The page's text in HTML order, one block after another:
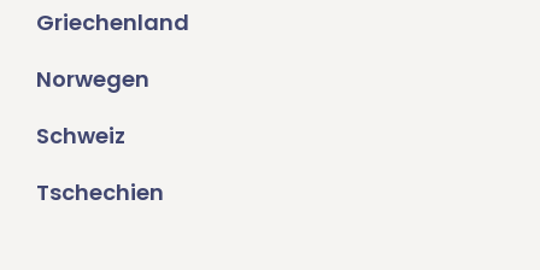
Griechenland
Norwegen
Schweiz
Tschechien